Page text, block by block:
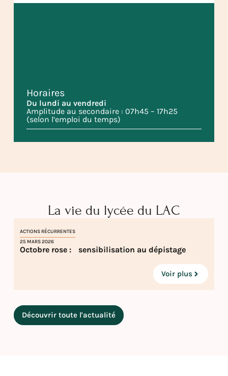
Horaires
Du lundi au vendredi
Amplitude au secondaire : 07h45 – 17h25
(selon l’emploi du temps)
La vie du lycée du LAC
ACTIONS RÉCURRENTES
25 MARS 2026
Octobre rose : sensibilisation au dépistage
Voir plus
Découvrir toute l'actualité